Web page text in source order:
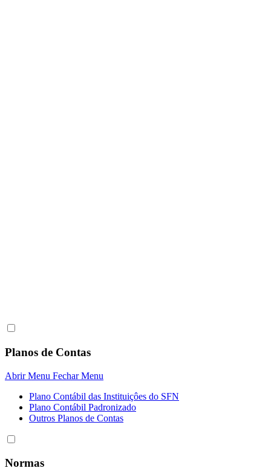
Planos de Contas
Abrir Menu Fechar Menu
Plano Contábil das Instituiçôes do SFN
Plano Contábil Padronizado
Outros Planos de Contas
Normas